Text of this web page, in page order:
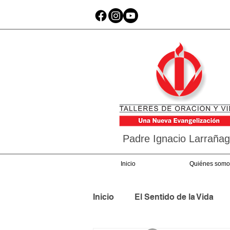
Padre Ignacio
Inicio Quiénes
Inicio El Sentido de la Vida